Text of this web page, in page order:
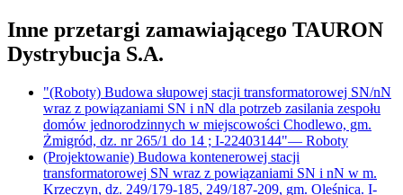
Inne przetargi zamawiającego TAURON
Dystrybucja S.A.
"(Roboty) Budowa słupowej stacji transformatorowej SN/nN
wraz z powiązaniami SN i nN dla potrzeb zasilania zespołu
domów jednorodzinnych w miejscowości Chodlewo, gm.
Żmigród, dz. nr 265/1 do 14 ; I-22403144"— Roboty
(Projektowanie) Budowa kontenerowej stacji
transformatorowej SN wraz z powiązaniami SN i nN w m.
Krzeczyn, dz. 249/179-185, 249/187-209, gm. Oleśnica. I-